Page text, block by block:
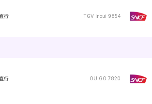
行 TGV Inoui 9854
行 OUIGO 7820